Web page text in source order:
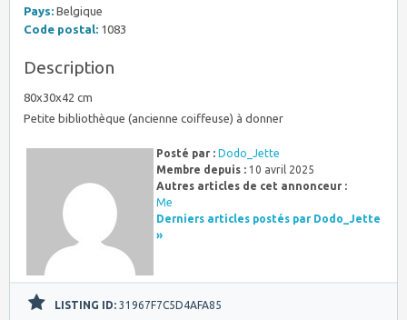
Pays: Belgique
Code postal: 1083
Description
80x30x42 cm
Petite bibliothèque (ancienne coiffeuse) à donner
Posté par : Dodo_Jette
Membre depuis : 10 avril 2025
Autres articles de cet annonceur :
Me
Derniers articles postés par Dodo_Jette
»
LISTING ID: 31967F7C5D4AFA85